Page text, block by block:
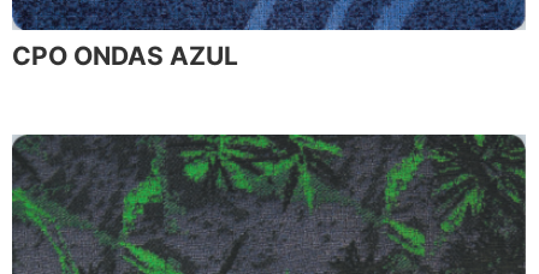
CPO ONDAS AZUL